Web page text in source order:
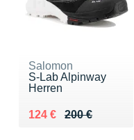
Salomon
S-Lab Alpinway
Herren
200 €
Au lieu de 200 €
124 €
Vendu 124 €